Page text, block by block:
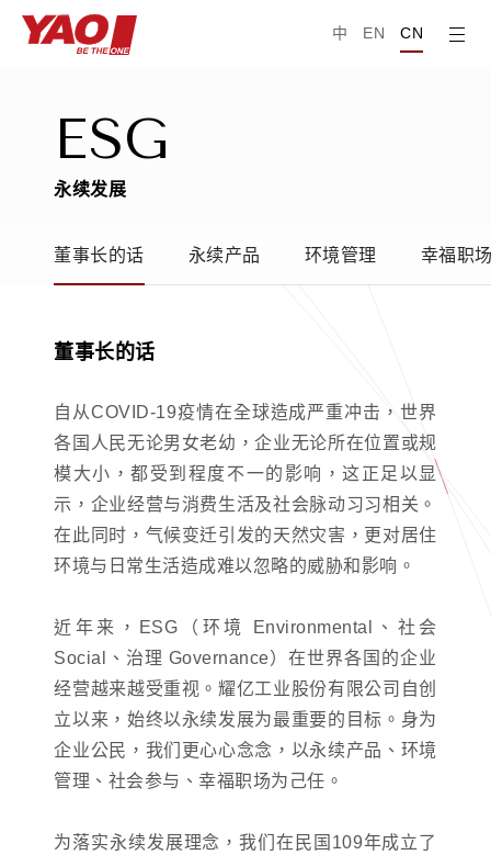
中 EN CN
ESG
永续发展
董事长的话 永续产品 环境管理 幸福职
董事长的话
自从COVID-19疫情在全球造成严重冲击，世界
各国人民无论男女老幼，企业无论所在位置或规
模大小，都受到程度不一的影响，这正足以显
示，企业经营与消费生活及社会脉动习习相关。
在此同时，气候变迁引发的天然灾害，更对居住
环境与日常生活造成难以忽略的威胁和影响。
近年来，ESG（环境 Environmental、社会
Social、治理 Governance）在世界各国的企业
经营越来越受重视。耀亿工业股份有限公司自创
立以来，始终以永续发展为最重要的目标。身为
企业公民，我们更心心念念，以永续产品、环境
管理、社会参与、幸福职场为己任。
为落实永续发展理念，我们在民国109年成立了